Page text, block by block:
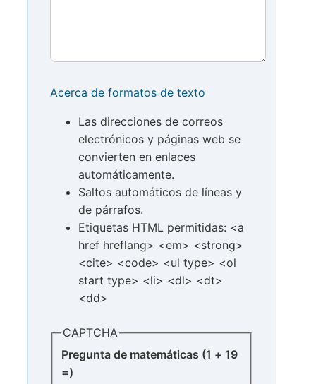
Acerca de formatos de texto
Las direcciones de correos
electrónicos y páginas web se
convierten en enlaces
automáticamente.
Saltos automáticos de líneas y
de párrafos.
Etiquetas HTML permitidas: <a
href hreflang> <em> <strong>
<cite> <code> <ul type> <ol
start type> <li> <dl> <dt>
<dd>
CAPTCHA
Pregunta de matemáticas (1 + 19
=)